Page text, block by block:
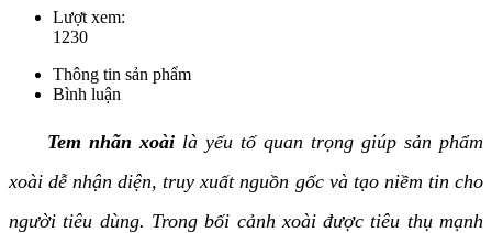
Lượt xem:
1230
Thông tin sản phẩm
Bình luận
Tem nhãn xoài là yếu tố quan trọng giúp sản phẩm
xoài dễ nhận diện, truy xuất nguồn gốc và tạo niềm tin cho
người tiêu dùng. Trong bối cảnh xoài được tiêu thụ mạnh